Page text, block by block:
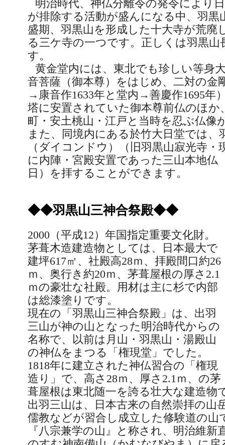
明治時代、神仏分離令の発令により
が排除する活動が盛んになる中、羽黒
盛期、羽黒山を形成した十大寺が荒廃
る三ケ寺の一つです。正しくは羽黒山
す。
黄金堂内には、東北でも珍しい等身
音菩薩（御本尊）をはじめ、二対の金
→康音作1633年と堂内→善慶作1695年
塔に安置されていた御本尊前仏のほか
町・安土桃山・江戸と当時を忍ぶ仏像
また、同境内にある於竹大日堂では、
（ダイコンドウ）（旧羽黒山寂光寺・
に内陣・宮殿安置であった三山本地仏
日）を拝することができます。
◆◆羽黒山三神合祭殿◆◆
2000 （平成12）年国指定重要文化財。
茅葺木造建造物としては、日本最大で
建坪617㎡、社殿高28ｍ、拝殿間口約26
ｍ、奥行き約20ｍ、茅葺屋根の厚さ 2.1
ｍの豪壮な社殿。用材は主に杉で内部
は総漆塗りです。
現在の「羽黒山三神合祭殿」は、出羽
三山が神の山となった明治時代からの
名称で、以前は月山・羽黒山・湯殿山
の神仏をまつる「権現堂」でした。
1818年に建立された神仏習合の「権現
造り」で、高さ 28ｍ、厚さ 2.1ｍ、の茅
葺屋根は東北随一を誇る壮大な建造物
出羽三山は、日本古来の自然崇拝の山
儒教などが習合し成立した修験道の山
『八宗兼学の山』と称され、明治維新